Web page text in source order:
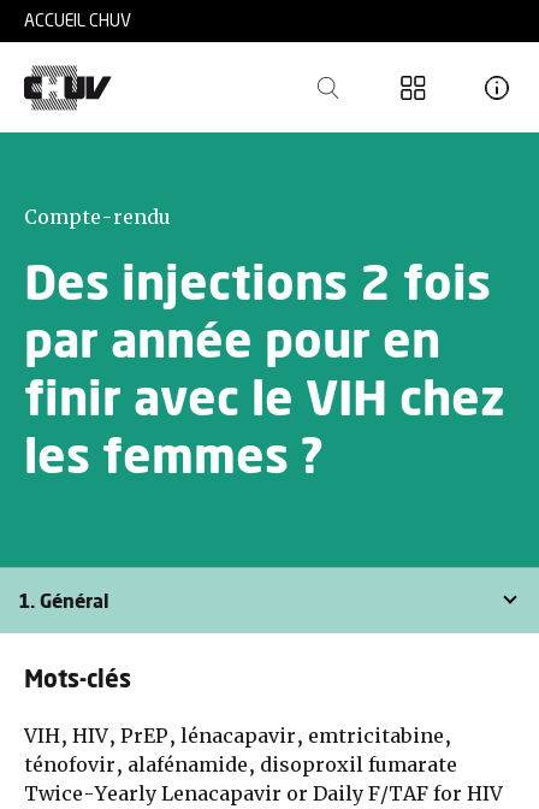
Skip to main content
ACCUEIL CHUV
Compte-rendu
Des injections 2 fois
par année pour en
finir avec le VIH chez
les femmes ?
1. Général
Mots-clés
VIH, HIV, PrEP, lénacapavir, emtricitabine,
ténofovir, alafénamide, disoproxil fumarate
Twice-Yearly Lenacapavir or Daily F/TAF for HIV